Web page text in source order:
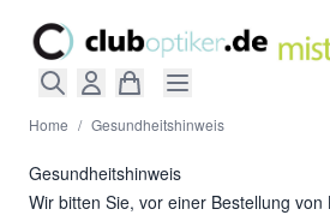
Home / Gesundheitshinweis
Gesundheitshinweis
Wir bitten Sie, vor einer Bestellung von